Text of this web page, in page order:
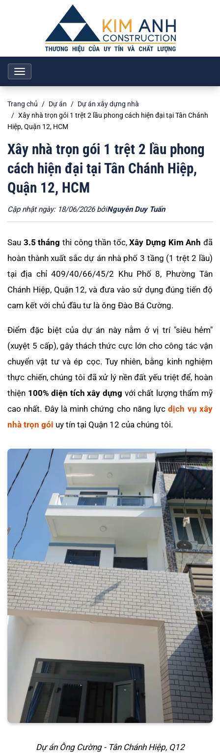
Toggle
navigation
Trang chủ Dự án
Dự án xây dựng nhà
Xây nhà trọn gói 1 trệt 2 lầu phong cách hiện đại tại Tân Chánh
Hiệp, Quận 12, HCM
Xây nhà trọn gói 1 trệt 2 lầu phong
cách hiện đại tại Tân Chánh Hiệp,
Quận 12, HCM
Cập nhật ngày: 18/06/2026 bởiNguyễn Duy Tuấn
Sau 3.5 tháng thi công thần tốc,Xây Dựng Kim Anh đã
hoàn thành xuất sắc dự án nhà phố 3 tầng (1 trệt 2 lầu)
tại địa chỉ 409/40/66/45/2 Khu Phố 8, Phường Tân
Chánh Hiệp, Quận 12, và đưa vào sử dụng đúng tiến độ
cam kết với chủ đầu tư là ông Đào Bá Cường.
Điểm đặc biệt của dự án này nằm ở vị trí "siêu hẻm"
(xuyệt 5 cấp), gây thách thức cực lớn cho công tác vận
chuyển vật tư và ép cọc. Tuy nhiên, bằng kinh nghiệm
thực chiến, chúng tôi đã xử lý nền đất yếu triệt để, hoàn
thiện 100% diện tích xây dựng với chất lượng thẩm mỹ
cao nhất. Đây là minh chứng cho năng lựcdịch vụ xây
nhà trọn gói uy tín tại Quận 12 của chúng tôi.
Dự án Ông Cường - Tân Chánh Hiệp, Q12